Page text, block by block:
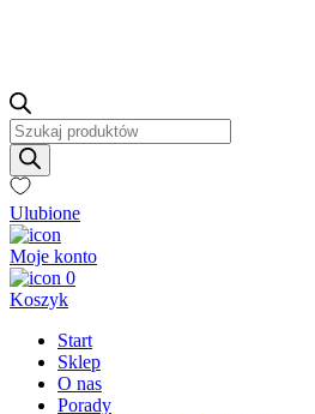
Wyszukiwarka
produktów
Ulubione
Moje konto
0
Koszyk
Start
Sklep
O nas
Porady